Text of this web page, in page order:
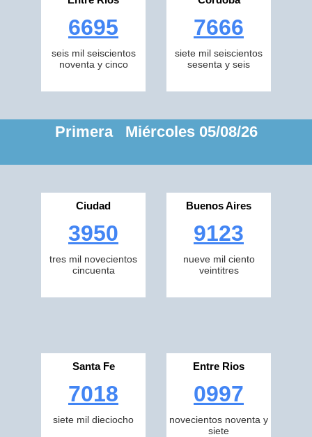
6695
seis mil seiscientos
noventa y cinco
7666
siete mil seiscientos
sesenta y seis
Primera Miércoles 05/08/26
Ciudad
3950
tres mil novecientos
cincuenta
Buenos Aires
9123
nueve mil ciento
veintitres
Santa Fe
7018
siete mil dieciocho
Entre Rios
0997
novecientos noventa y
siete